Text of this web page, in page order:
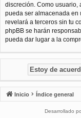
discreción. Como usuario,
pueda ser almacenada en
revelará a terceros sin tu
phpBB se harán
pueda dar lugar a la
Inicio Índice general
Desarrollado